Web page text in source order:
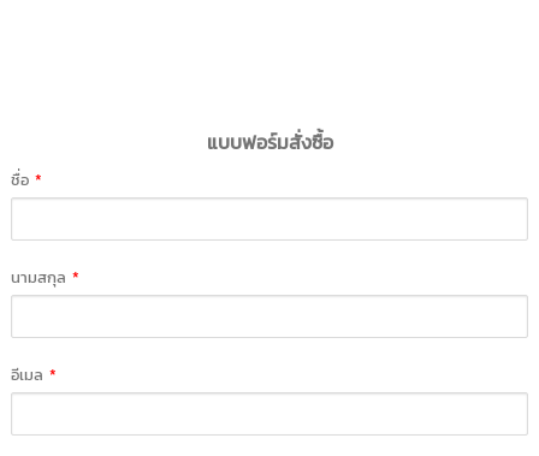
แบบฟอร์มสั่งซื้อ
ชื่อ*
นามสกุล*
อีเมล*